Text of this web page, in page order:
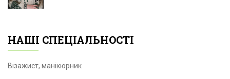
НАШІ СПЕЦІАЛЬНОСТІ
Візажист, манікюрник